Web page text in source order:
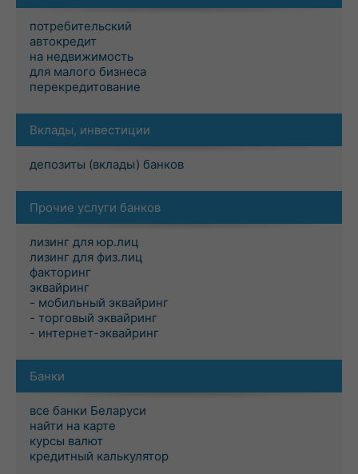
потребительский
автокредит
на недвижимость
для малого бизнеса
перекредитование
Вклады, инвестиции
депозиты (вклады) банков
Прочие услуги банков
лизинг для юр.лиц
лизинг для физ.лиц
факторинг
эквайринг
- мобильный эквайринг
- торговый эквайринг
- интернет-эквайринг
Банки
все банки Беларуси
найти на карте
курсы валют
кредитный калькулятор